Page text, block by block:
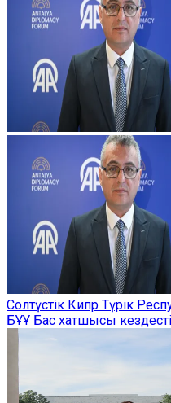
Солтүстік Кипр Түрік
БҰҰ Бас хатшысы кездесті